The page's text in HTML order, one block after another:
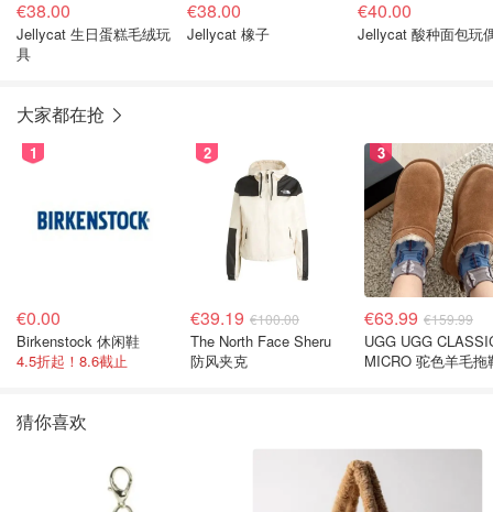
€38.00
Jellycat 生日蛋糕毛绒玩
具
€38.00
Jellycat 橡子
€40.00
Jellycat 酸种面包玩
大家都在抢
1
€0.00
Birkenstock 休闲鞋
4.5折起！8.6截止
2
€39.19 €100.00
The North Face Sheru
防风夹克
3
€63.99 €159.99
UGG UGG
MICRO 驼色羊毛拖
猜你喜欢